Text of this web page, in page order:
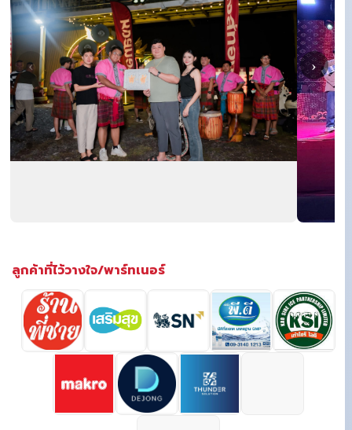
‹ ›
ลูกค้าที่ไว้วางใจ/พาร์ทเนอร์